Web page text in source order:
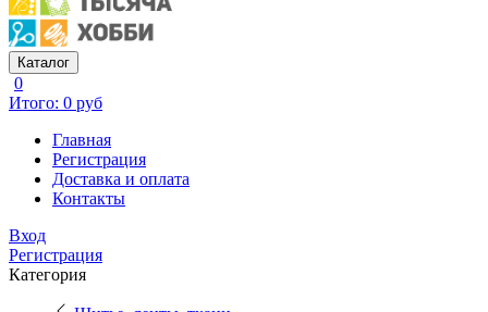
Каталог
0
Итого: 0 руб
Главная
Регистрация
Доставка и оплата
Контакты
Вход
Регистрация
Категория